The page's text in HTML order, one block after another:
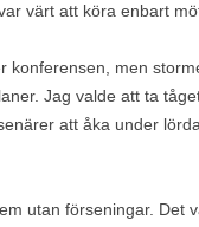
värt att köra enbart
konferensen, men
Jag valde att ta
att åka under
utan förseningar. Det